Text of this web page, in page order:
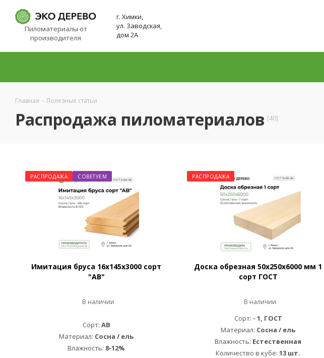
Пиломатериалы от
производителя
г. Химки,
ул. Заводская,
дом 2А
Главная - Полезные статьи
Распродажа пиломатериалов [40]
РАСПРОДАЖА СОВЕТУЕМ
Имитация бруса 16x145x3000 сорт
"AB"
В наличии
Сорт: AB
Материал: Сосна / ель
Влажность: 8-12%
РАСПРОДАЖА
Доска обрезная 50х250х6000 мм 1
сорт ГОСТ
В наличии
Сорт: - 1, ГОСТ
Материал: Сосна / ель
Влажность: Естественная
Количество в кубе: 13 шт.